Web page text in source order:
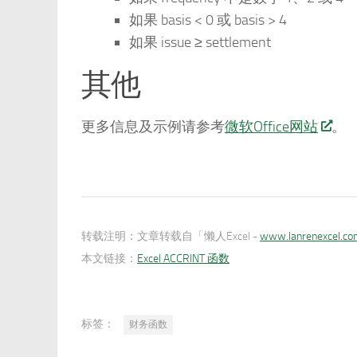
如果 basis < 0 或 basis > 4
如果 issue ≥ settlement
其他
更多信息及示例请参考微软Office网站 。
转载注明： 文章转载自「懒人Excel -
本文链接： Excel ACCRINT 函数
标签： 财务函数